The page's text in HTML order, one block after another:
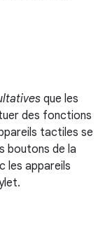
que les
des fonctions
tactiles se
boutons de la
les appareils